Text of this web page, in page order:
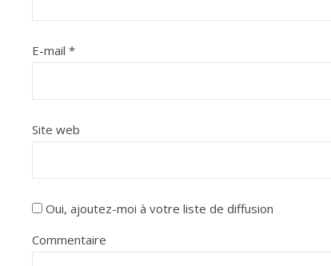
E-mail *
Site web
Oui, ajoutez-moi à votre liste de diffusion
Commentaire